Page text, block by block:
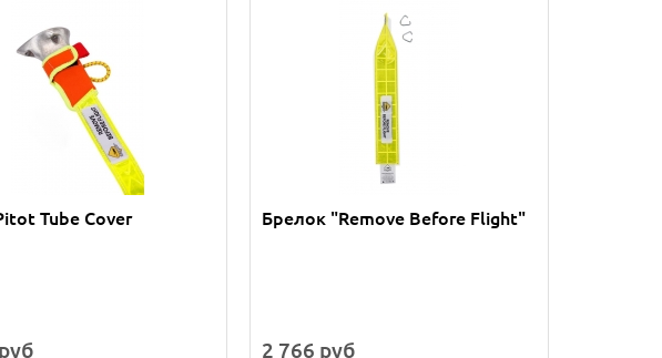
Tube Cover Брелок "Remove Before Flight"
2 766 руб